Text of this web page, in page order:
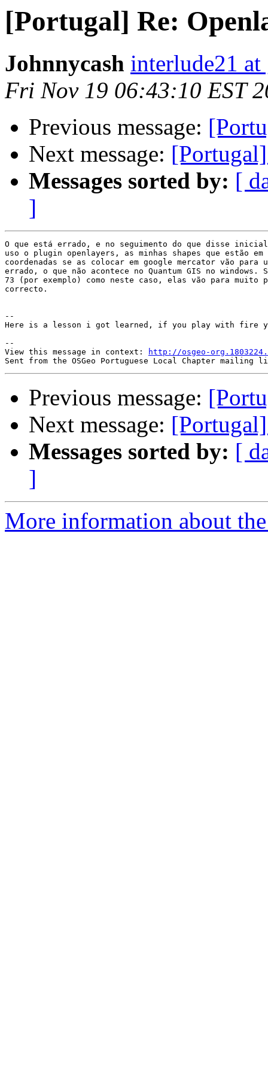
[Portugal] Re:
Johnnycash interlude21
Fri Nov 19 06:43:10 EST
Previous message:
Next message:
Messages sorted by: [
]
O que está errado, e no seguimento do que disse
uso o plugin openlayers, as minhas shapes que estão
coordenadas se as colocar em google mercator vão para
errado, o que não acontece no Quantum GIS no windows.
73 (por exemplo) como neste caso, elas vão para
correcto.
--
Here is a lesson i got learned, if you play with fire
--
View this message in context:
http://osgeo-
Previous message:
Next message:
Messages sorted by: [
]
More information about